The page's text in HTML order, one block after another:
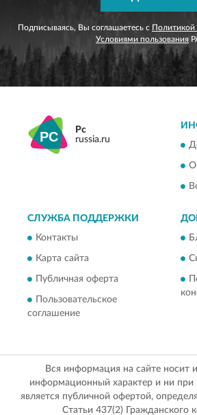
Подписываясь, Вы соглашаетесь с Политикой
Условиями пользования
Pc
russia.ru
СЛУЖБА ПОДДЕРЖКИ
Контакты
Карта сайта
Публичная оферта
Пользовательское
соглашение
Вся информация на сайте носит
информационный характер и ни при
является публичной офертой,
Статьи 437(2) Гражданского